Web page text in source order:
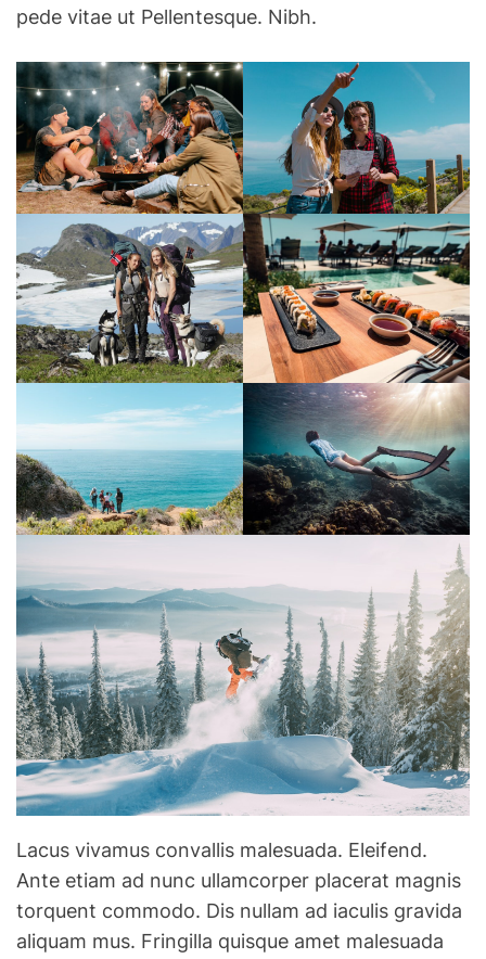
pede vitae ut Pellentesque. Nibh.
Lacus vivamus convallis malesuada. Eleifend.
Ante etiam ad nunc ullamcorper placerat magnis
torquent commodo. Dis nullam ad iaculis gravida
aliquam mus. Fringilla quisque amet malesuada